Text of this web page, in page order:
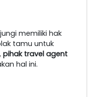
memiliki hak
tamu untuk
pihak travel agent
hal ini.